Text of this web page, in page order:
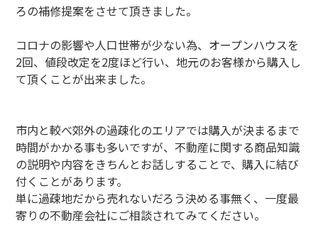
ろの補修提案をさせて頂きました。
コロナの影響や人口世帯が少ない為、オープンハウスを
2回、値段改定を2度ほど行い、地元のお客様から購入し
て頂くことが出来ました。
市内と較べ郊外の過疎化のエリアでは購入が決まるまで
時間がかかる事も多いですが、不動産に関する商品知識
の説明や内容をきちんとお話しすることで、購入に結び
付くことがあります。
単に過疎地だから売れないだろう決める事無く、一度最
寄りの不動産会社にご相談されてみてください。